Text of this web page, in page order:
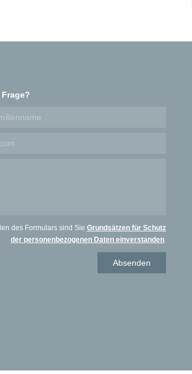
des Formulars sind SieGrundsätzen für Schutz
der personenbezogenen Daten einverstanden.